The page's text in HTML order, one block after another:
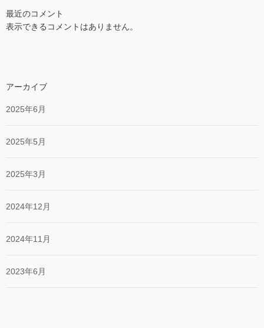
最近のコメント
表示できるコメントはありません。
アーカイブ
2025年6月
2025年5月
2025年3月
2024年12月
2024年11月
2023年6月